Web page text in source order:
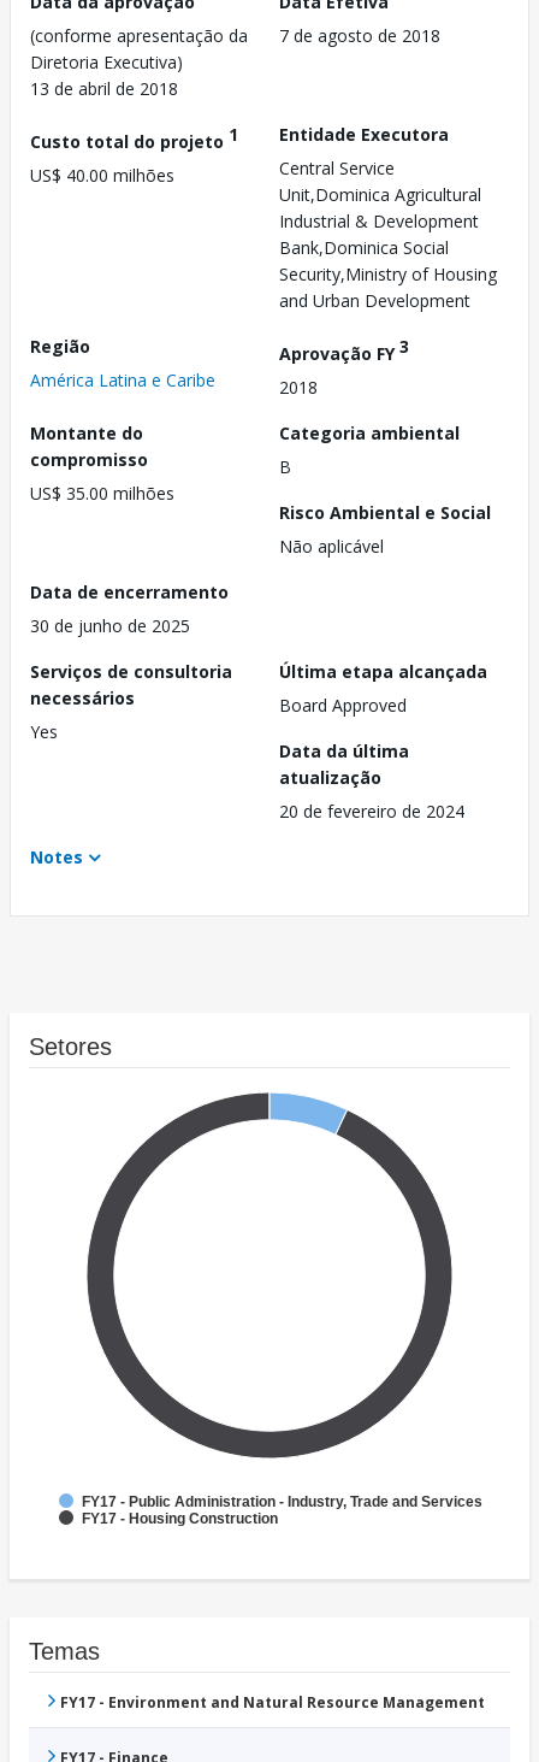
(conforme apresentação da
Diretoria Executiva)
13 de abril de 2018
7 de agosto de 2018
Custo total do projeto 1
US$ 40.00 milhões
Entidade Executora
Central Service
Unit,Dominica Agricultural
Industrial & Development
Bank,Dominica Social
Security,Ministry of Housing
and Urban Development
Região
América Latina e Caribe
Aprovação FY3
2018
Montante do
compromisso
US$ 35.00 milhões
Categoria ambiental
B
Risco Ambiental e Social
Não aplicável
Data de encerramento
30 de junho de 2025
Serviços de consultoria
necessários
Yes
Última etapa alcançada
Board Approved
Data da última
atualização
20 de fevereiro de 2024
Notes
Setores
FY17 - Public Administration - Industry, Trade and Services
FY17 - Housing Construction
Temas
FY17 - Environment and Natural Resource Management
FY17 - Finance